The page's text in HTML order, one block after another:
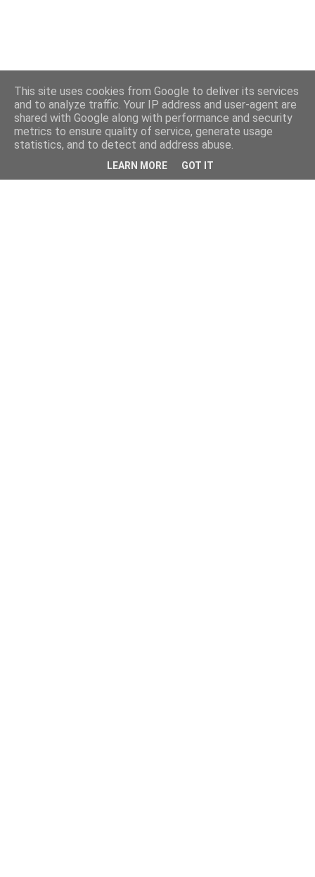
This site uses cookies from Google to deliver its services
and to analyze traffic. Your IP address and user-agent are
shared with Google along with performance and security
metrics to ensure quality of service, generate usage
statistics, and to detect and address abuse.
LEARN MORE GOT IT